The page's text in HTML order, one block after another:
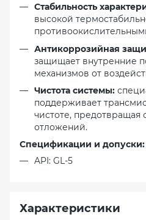
Стабильность
высокой
Антикоррозийная
защищает внутренние
механизмов от
Чистота системы:
поддерживает
чистоте, предотвращая
отложений.
Спецификации и допуски:
API: GL-5
Характеристики